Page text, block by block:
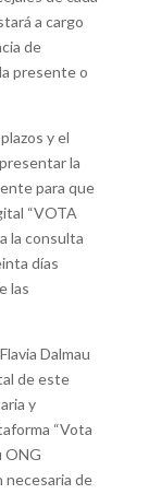
a cargo
de
presente o
y el
la
para que
“VOTA
la consulta
días
las
Dalmau
de este
y
“Vota
ONG
necesaria de